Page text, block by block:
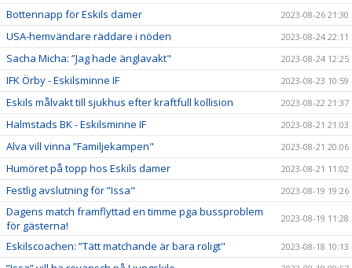
Bottennapp för Eskils damer 2023-08-26 21:30
USA-hemvändare räddare i nöden 2023-08-24 22:11
Sacha Micha: ”Jag hade änglavakt" 2023-08-24 12:25
IFK Örby - Eskilsminne IF 2023-08-23 10:59
Eskils målvakt till sjukhus efter kraftfull kollision 2023-08-22 21:37
Halmstads BK - Eskilsminne IF 2023-08-21 21:03
Alva vill vinna ”Familjekampen" 2023-08-21 20:06
Humöret på topp hos Eskils damer 2023-08-21 11:02
Festlig avslutning för ”Issa" 2023-08-19 19:26
Dagens match framflyttad en timme pga bussproblem
för gästerna!
2023-08-19 11:28
Eskilscoachen: ”Tätt matchande är bara roligt" 2023-08-18 10:13